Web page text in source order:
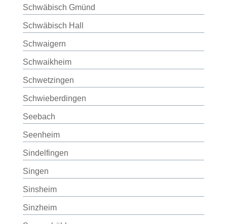
Schwäbisch Gmünd
Schwäbisch Hall
Schwaigern
Schwaikheim
Schwetzingen
Schwieberdingen
Seebach
Seenheim
Sindelfingen
Singen
Sinsheim
Sinzheim